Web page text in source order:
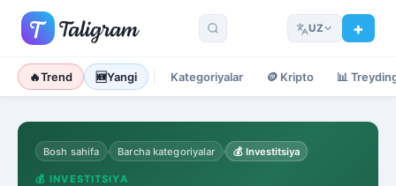
UZ
🔥Trend 🆕Yangi Kategoriyalar 🪙 Kripto 📊
Bosh sahifa › Barcha kategoriyalar › 💰 Investitsiya
💰 INVESTITSIYA